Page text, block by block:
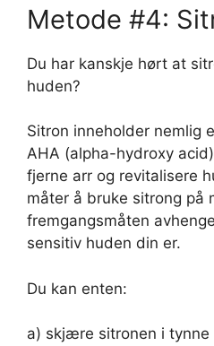
Metode #4:
Du har kanskje hørt at
huden?
Sitron inneholder nemlig
AHA (alpha-hydroxy
fjerne arr og revitalisere
måter å bruke sitrong på
fremgangsmåten
sensitiv huden din er.
Du kan enten:
a) skjære sitronen i tynne